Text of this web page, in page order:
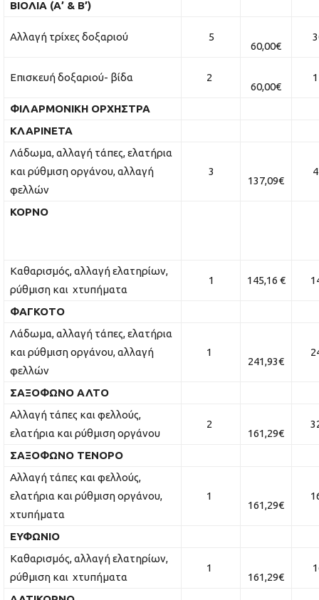
ΒΙΟΛΙΑ (Α’ & Β’)
Αλλαγή τρίχες δοξαριού 5
60,00€
Επισκευή δοξαριού- βίδα 2
60,00€
ΦΙΛΑΡΜΟΝΙΚΗ ΟΡΧΗΣΤΡΑ
ΚΛΑΡΙΝΕΤΑ
Λάδωμα, αλλαγή τάπες, ελατήρια
και ρύθμιση οργάνου, αλλαγή
φελλών
3
137,09€
ΚΟΡΝΟ
Καθαρισμός, αλλαγή ελατηρίων,
ρύθμιση και χτυπήματα
1 145,16 €
ΦΑΓΚΟΤΟ
Λάδωμα, αλλαγή τάπες, ελατήρια
και ρύθμιση οργάνου, αλλαγή
φελλών
1
241,93€
ΣΑΞΟΦΩΝΟ ΑΛΤΟ
Αλλαγή τάπες και φελλούς,
ελατήρια και ρύθμιση οργάνου
2
161,29€
ΣΑΞΟΦΩΝΟ ΤΕΝΟΡΟ
Αλλαγή τάπες και φελλούς,
ελατήρια και ρύθμιση οργάνου,
χτυπήματα
1
161,29€
ΕΥΦΩΝΙΟ
Καθαρισμός, αλλαγή ελατηρίων,
ρύθμιση και χτυπήματα
1
161,29€